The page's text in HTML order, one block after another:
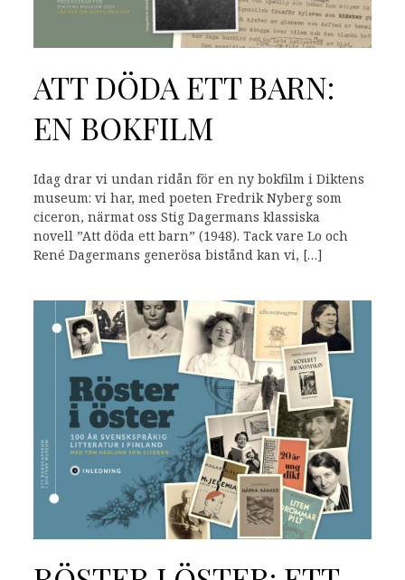
ATT DÖDA ETT BARN:
EN BOKFILM
Idag drar vi undan ridån för en ny bokfilm i Diktens
museum: vi har, med poeten Fredrik Nyberg som
ciceron, närmat oss Stig Dagermans klassiska
novell ”Att döda ett barn” (1948). Tack vare Lo och
René Dagermans generösa bistånd kan vi, […]